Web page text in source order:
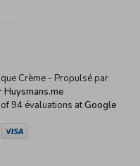
Crème - Propulsé par
Huysmans.me
94 évaluations atGoogle